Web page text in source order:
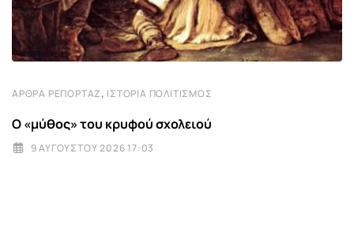
ΆΡΘΡΑ ΡΕΠΟΡΤΆΖ, ΙΣΤΟΡΊΑ ΠΟΛΙΤΙΣΜΌΣ
Ο «μύθος» του κρυφού σχολειού
9 ΑΥΓΟΎΣΤΟΥ 2026 17:03